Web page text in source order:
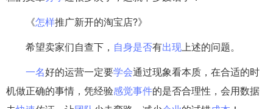
《怎样推广新开的淘宝店?》
希望卖家们自查下， 自身是否有出现上述的问题。
一名好的运营一定要学会通过现象看本质，在合适的时
机做正确的事情，凭经验感觉事件的是否合理性，会用数据